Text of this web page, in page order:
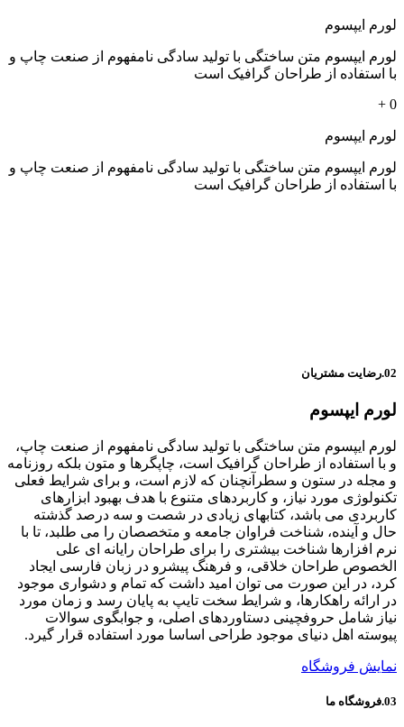
لورم ایپسوم
لورم ایپسوم متن ساختگی با تولید سادگی نامفهوم از صنعت چاپ و
با استفاده از طراحان گرافیک است
0
+
لورم ایپسوم
لورم ایپسوم متن ساختگی با تولید سادگی نامفهوم از صنعت چاپ و
با استفاده از طراحان گرافیک است
02.رضایت مشتریان
لورم ایپسوم
لورم ایپسوم متن ساختگی با تولید سادگی نامفهوم از صنعت چاپ،
و با استفاده از طراحان گرافیک است، چاپگرها و متون بلکه روزنامه
و مجله در ستون و سطرآنچنان که لازم است، و برای شرایط فعلی
تکنولوژی مورد نیاز، و کاربردهای متنوع با هدف بهبود ابزارهای
کاربردی می باشد، کتابهای زیادی در شصت و سه درصد گذشته
حال و آینده، شناخت فراوان جامعه و متخصصان را می طلبد، تا با
نرم افزارها شناخت بیشتری را برای طراحان رایانه ای علی
الخصوص طراحان خلاقی، و فرهنگ پیشرو در زبان فارسی ایجاد
کرد، در این صورت می توان امید داشت که تمام و دشواری موجود
در ارائه راهکارها، و شرایط سخت تایپ به پایان رسد و زمان مورد
نیاز شامل حروفچینی دستاوردهای اصلی، و جوابگوی سوالات
پیوسته اهل دنیای موجود طراحی اساسا مورد استفاده قرار گیرد.
نمایش فروشگاه
03.فروشگاه ما